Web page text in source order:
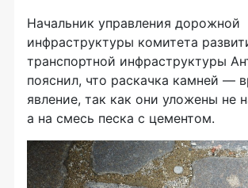
Начальник управления дорожной
инфраструктуры комитета
транспортной инфраструктуры
пояснил, что раскачка камней —
явление, так как они уложены не
а на смесь песка с цементом.